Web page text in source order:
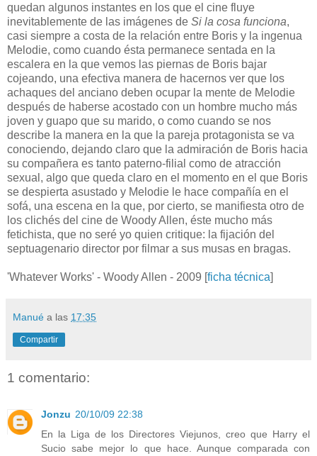
quedan algunos instantes en los que el cine fluye
inevitablemente de las imágenes de Si la cosa funciona,
casi siempre a costa de la relación entre Boris y la ingenua
Melodie, como cuando ésta permanece sentada en la
escalera en la que vemos las piernas de Boris bajar
cojeando, una efectiva manera de hacernos ver que los
achaques del anciano deben ocupar la mente de Melodie
después de haberse acostado con un hombre mucho más
joven y guapo que su marido, o como cuando se nos
describe la manera en la que la pareja protagonista se va
conociendo, dejando claro que la admiración de Boris hacia
su compañera es tanto paterno-filial como de atracción
sexual, algo que queda claro en el momento en el que Boris
se despierta asustado y Melodie le hace compañía en el
sofá, una escena en la que, por cierto, se manifiesta otro de
los clichés del cine de Woody Allen, éste mucho más
fetichista, que no seré yo quien critique: la fijación del
septuagenario director por filmar a sus musas en bragas.
'Whatever Works' - Woody Allen - 2009 [ficha técnica]
Manué a las 17:35
Compartir
1 comentario:
Jonzu 20/10/09 22:38
En la Liga de los Directores Viejunos, creo que Harry el
Sucio sabe mejor lo que hace. Aunque comparada con